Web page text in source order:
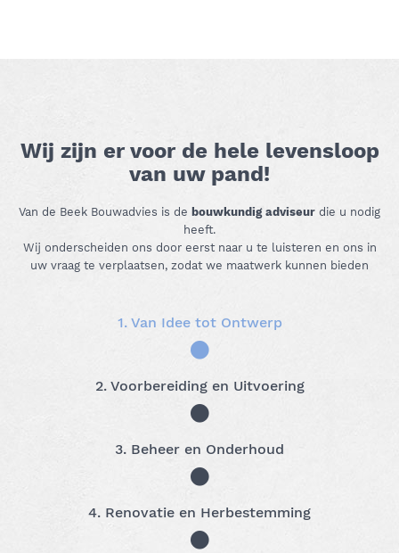
Wij zijn er voor de hele levensloop
van uw pand!
Van de Beek Bouwadvies is de bouwkundig adviseur die u nodig
heeft.
Wij onderscheiden ons door eerst naar u te luisteren en ons in
uw vraag te verplaatsen, zodat we maatwerk kunnen bieden
1. Van Idee tot Ontwerp
2. Voorbereiding en Uitvoering
3. Beheer en Onderhoud
4. Renovatie en Herbestemming